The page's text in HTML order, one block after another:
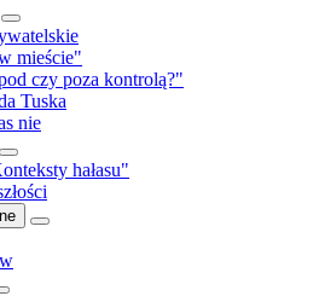
mieście"
czy poza kontrolą?"
Tuska
nie
hałasu"